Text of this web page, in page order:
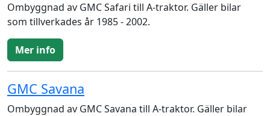
Ombyggnad av GMC Safari till A-traktor. Gäller bilar
som tillverkades år 1985 - 2002.
Mer info
GMC Savana
Ombyggnad av GMC Savana till A-traktor. Gäller bilar